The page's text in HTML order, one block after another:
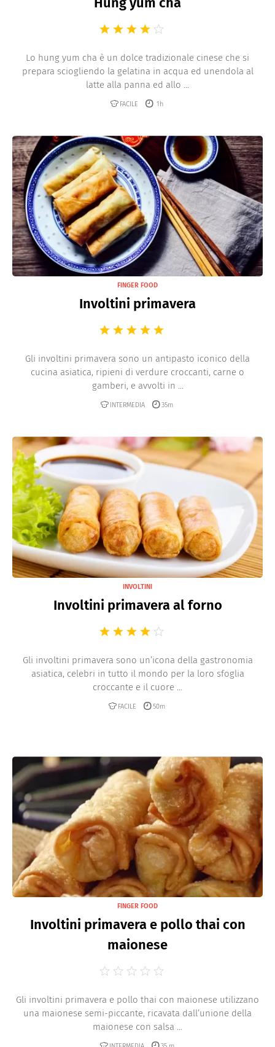
Lo hung yum cha è un dolce tradizionale cinese che si
prepara sciogliendo la gelatina in acqua ed unendola al
latte alla panna ed allo ...
FACILE 1h
FINGER FOOD
Involtini primavera
Gli involtini primavera sono un antipasto iconico della
cucina asiatica, ripieni di verdure croccanti, carne o
gamberi, e avvolti in ...
INTERMEDIA 35m
INVOLTINI
Involtini primavera al forno
Gli involtini primavera sono un’icona della gastronomia
asiatica, celebri in tutto il mondo per la loro sfoglia
croccante e il cuore ...
FACILE 50m
FINGER FOOD
Involtini primavera e pollo thai con
maionese
Gli involtini primavera e pollo thai con maionese utilizzano
una maionese semi-piccante, ricavata dall’unione della
maionese con salsa ...